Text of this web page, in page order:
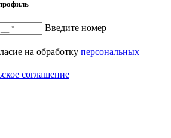
Введите номер
на обработку персональных
соглашение